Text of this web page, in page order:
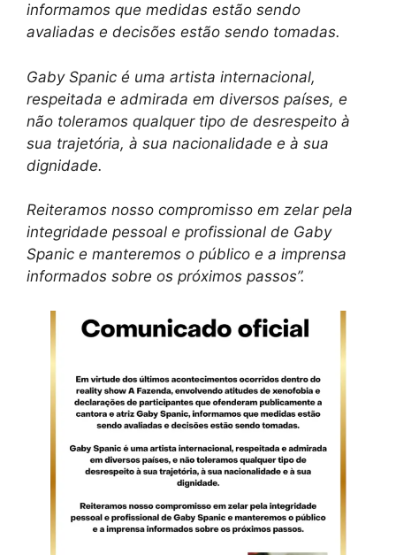
informamos que medidas estão sendo
avaliadas e decisões estão sendo tomadas.
Gaby Spanic é uma artista internacional,
respeitada e admirada em diversos países, e
não toleramos qualquer tipo de desrespeito à
sua trajetória, à sua nacionalidade e à sua
dignidade.
Reiteramos nosso compromisso em zelar pela
integridade pessoal e profissional de Gaby
Spanic e manteremos o público e a imprensa
informados sobre os próximos passos”.